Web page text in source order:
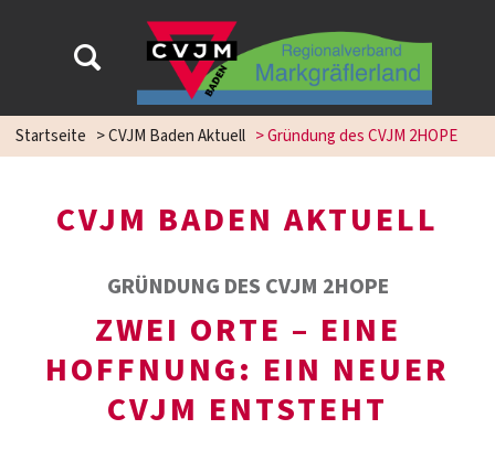
Startseite >CVJM Baden Aktuell >Gründung des CVJM 2HOPE
CVJM BADEN AKTUELL
GRÜNDUNG DES CVJM 2HOPE
ZWEI ORTE – EINE
HOFFNUNG: EIN NEUER
CVJM ENTSTEHT